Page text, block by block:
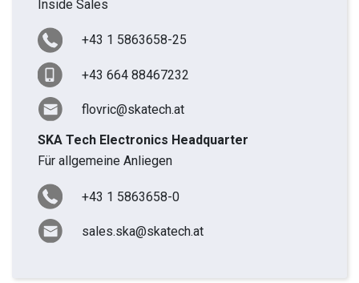
Inside Sales
+43 1 5863658-25
+43 664 88467232
flovric@skatech.at
SKA Tech Electronics Headquarter
Für allgemeine Anliegen
+43 1 5863658-0
sales.ska@skatech.at